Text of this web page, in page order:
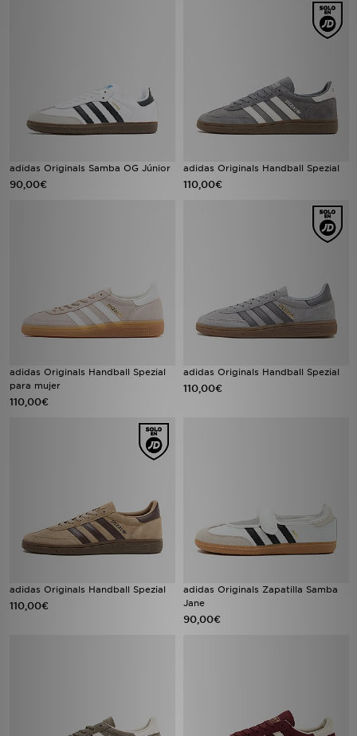
adidas Originals Samba OG Júnior
90,00€
adidas Originals Handball Spezial
110,00€
adidas Originals Handball Spezial
para mujer
110,00€
adidas Originals Handball Spezial
110,00€
adidas Originals Handball Spezial
110,00€
adidas Originals Zapatilla Samba
Jane
90,00€